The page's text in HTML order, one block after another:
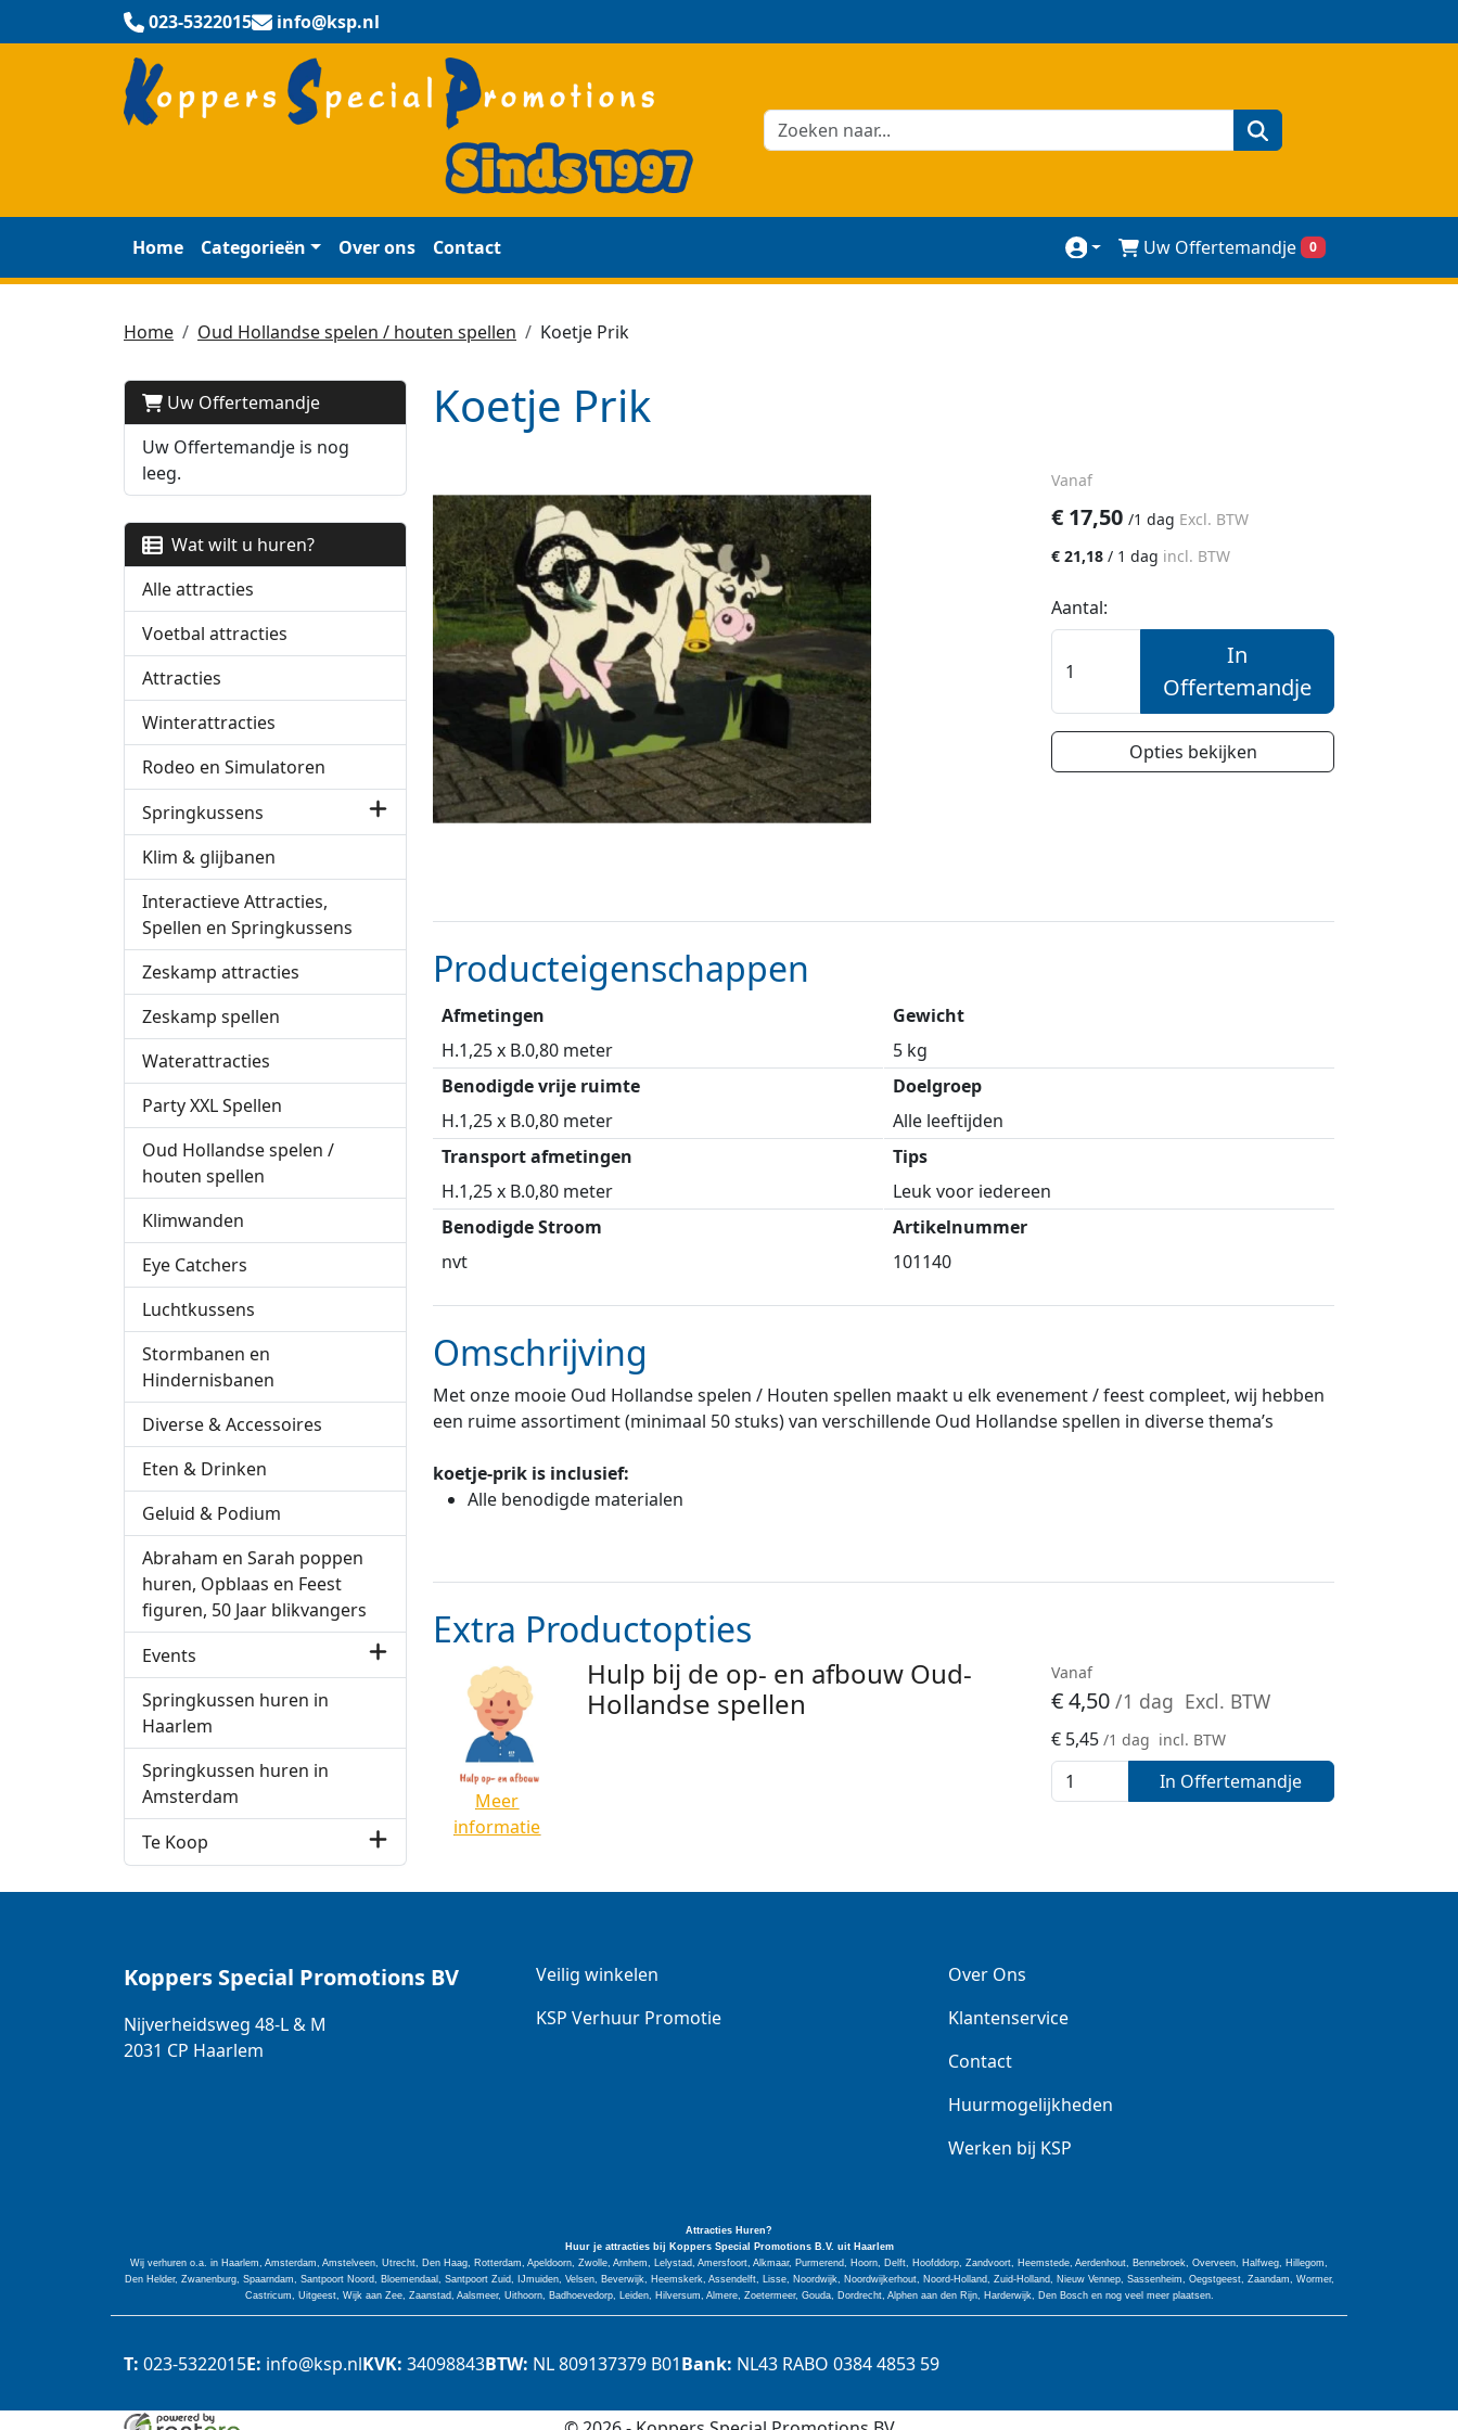
023-5322015 info@ksp.nl
zoeken
Home Categorieën Over ons Contact Uw Offertemandje 0
Home Oud Hollandse spelen / houten spellen Koetje Prik
Uw Offertemandje
Uw Offertemandje is nog
leeg.
Wat wilt u huren?
Alle attracties
Voetbal attracties
Attracties
Winterattracties
Rodeo en Simulatoren
Springkussens
Klim & glijbanen
Interactieve Attracties,
Spellen en Springkussens
Zeskamp attracties
Zeskamp spellen
Waterattracties
Party XXL Spellen
Oud Hollandse spelen /
houten spellen
Klimwanden
Eye Catchers
Luchtkussens
Stormbanen en
Hindernisbanen
Diverse & Accessoires
Eten & Drinken
Geluid & Podium
Abraham en Sarah poppen
huren, Opblaas en Feest
figuren, 50 Jaar blikvangers
Events
Springkussen huren in
Haarlem
Springkussen huren in
Amsterdam
Te Koop
Koetje Prik
Vanaf
€ 17,50 /1 dag Excl. BTW
€ 21,18 / 1 dag incl. BTW
Aantal:
In
Offertemandje
Opties bekijken
Producteigenschappen
Afmetingen
H.1,25 x B.0,80 meter
Benodigde vrije ruimte
H.1,25 x B.0,80 meter
Transport afmetingen
H.1,25 x B.0,80 meter
Benodigde Stroom
nvt
Gewicht
5 kg
Doelgroep
Alle leeftijden
Tips
Leuk voor iedereen
Artikelnummer
101140
Omschrijving
Met onze mooie Oud Hollandse spelen / Houten spellen maakt u elk evenement / feest compleet, wij hebben
een ruime assortiment (minimaal 50 stuks) van verschillende Oud Hollandse spellen in diverse thema’s
koetje-prik is inclusief:
Alle benodigde materialen
Extra Productopties
Meer
informatie
Vanaf
€4,50 /1 dag Excl. BTW
€ 5,45 /1 dag incl. BTW
In Offertemandje
Hulp bij de op- en afbouw Oud-
Hollandse spellen
Koppers Special Promotions BV
Nijverheidsweg 48-L & M
2031 CP Haarlem
Veilig winkelen
KSP Verhuur Promotie
Over Ons
Klantenservice
Contact
Huurmogelijkheden
Werken bij KSP
Attracties Huren?
Huur je attracties bij Koppers Special
PromotionsB.V. uit Haarlem
Wij verhuren o.a. in Haarlem, Amsterdam, Amstelveen, Utrecht, Den Haag, Rotterdam, Apeldoorn, Zwolle, Arnhem, Lelystad, Amersfoort, Alkmaar, Purmerend, Hoorn, Delft, Hoofddorp, Zandvoort, Heemstede, Aerdenhout, Bennebroek, Overveen, Halfweg, Hillegom,
Den Helder, Zwanenburg, Spaarndam, Santpoort Noord, Bloemendaal, Santpoort Zuid, IJmuiden, Velsen, Beverwijk, Heemskerk, Assendelft, Lisse, Noordwijk, Noordwijkerhout, Noord-Holland, Zuid-Holland, Nieuw Vennep, Sassenheim, Oegstgeest, Zaandam, Wormer,
Castricum, Uitgeest, Wijk aan Zee, Zaanstad, Aalsmeer, Uithoorn, Badhoevedorp, Leiden, Hilversum, Almere, Zoetermeer, Gouda, Dordrecht, Alphen aan den Rijn, Harderwijk, Den Bosch en nog veel meer plaatsen.
T: 023-5322015E: info@ksp.nlKVK: 34098843BTW: NL 809137379 B01Bank: NL43 RABO 0384 4853 59